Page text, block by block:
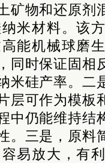
矿物和还原剂
米材料。该
能机械球磨
同时保证固相
米硅产率。二
层可作为模板
中仍能维持结
。三是，原料
易放大，有